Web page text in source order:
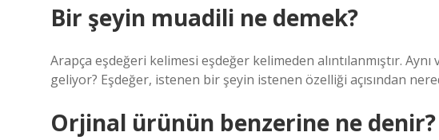
Bir şeyin muadili ne demek?
Arapça eşdeğeri kelimesi eşdeğer kelimeden alıntılanmıştır.
geliyor? Eşdeğer, istenen bir şeyin istenen özelliği açısından
Orjinal ürünün benzerine ne denir?